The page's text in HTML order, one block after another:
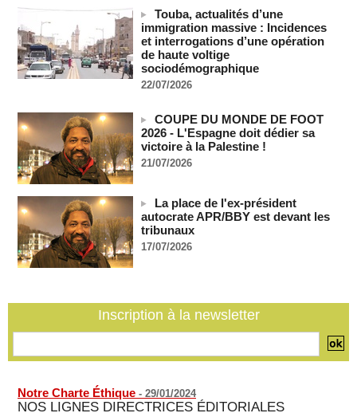
Les Bourses mondiales suspendues au Moyen-Orient,
records en Europe
06/08/2026
Soudan du Sud : Les avocats de Riek Machar sollicitent un
accès à leur client avant la prochaine audience
France-Algérie: l'affaire Mehdi Laribi relance la coopération
policière contre le narcotrafic
06/08/2026 -
Guinée : l'absence du président Doumbouya ravive les
tensions politiques
Bénin: le nouveau Sénat élit son premier président
06/08/2026 -
La Centrafrique et le Cameroun apaisent les tensions après
un incident frontalier
Touba, actualités d’une
immigration massive : Incidences
et interrogations d’une opération
de haute voltige
sociodémographique
22/07/2026
COUPE DU MONDE DE FOOT
2026 - L'Espagne doit dédier sa
victoire à la Palestine !
21/07/2026
La place de l'ex-président
autocrate APR/BBY est devant les
tribunaux
17/07/2026
Inscription à la newsletter
Notre Charte Éthique - 29/01/2024
NOS LIGNES DIRECTRICES ÉDITORIALES